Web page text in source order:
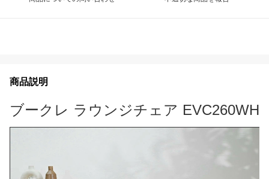
商品説明
ブークレ ラウンジチェア EVC260WH